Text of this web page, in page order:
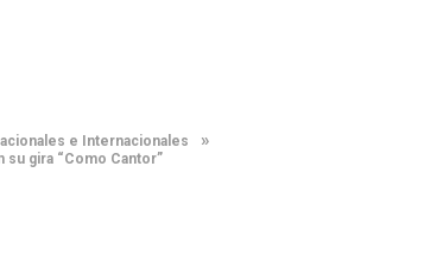
e Internacionales »
su gira “Como Cantor”